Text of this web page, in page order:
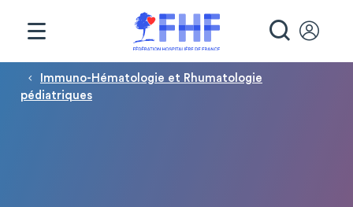
Fil d'Ariane
Immuno-Hématologie et Rhumatologie
pédiatriques
Panneau de gestion des cookies